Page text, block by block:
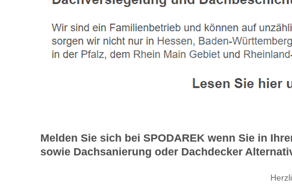
Melden Sie sich bei SPODAREK wenn Sie in
sowie Dachsanierung oder Dachdecker